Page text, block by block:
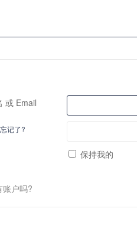
或 Email
忘记了?
保持我的
账户吗?